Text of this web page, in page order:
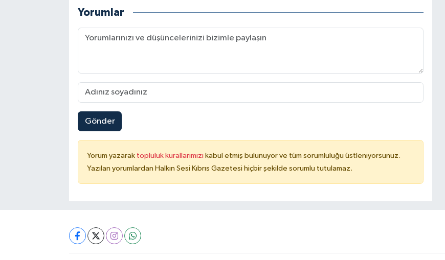
Yorumlar
Gönder
Yorum yazarak topluluk kurallarımızı kabul etmiş bulunuyor ve tüm sorumluluğu üstleniyorsunuz.
Yazılan yorumlardan Halkın Sesi Kıbrıs Gazetesi hiçbir şekilde sorumlu tutulamaz.